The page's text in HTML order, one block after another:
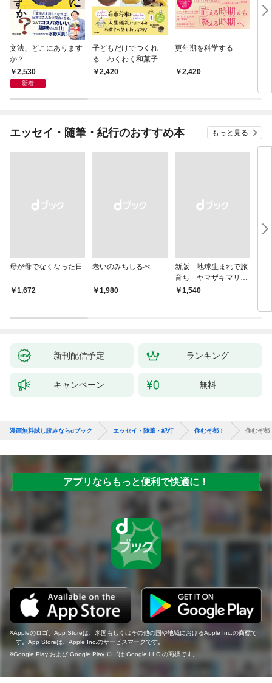
文法、どこにあります
か？
2,530
新着
子どもだけでつくれ
る わくわく和菓子
2,420
更年期を科学する
2,420
エッセイ・随筆・紀行のおすすめ本 もっと見る
母が母でなくなった日
￥1,672
老いのみちしるべ
￥1,980
新版 地球生まれで旅
育ち ヤマザキマリ流
人生論
￥1,540
今
新刊配信予定 ランキング
キャンペーン 無料
漫画無料試し読みならdブック エッセイ・随筆・紀行 住むぞ都！ 住むぞ都
アプリならもっと便利で快適に！
Appleのロゴ、App Storeは、米国もしくはその他の国や地域におけるApple Inc.の商標で
す。App Storeは、Apple Inc.のサービスマークです。
Google Play および Google Play ロゴは Google LLC の商標です。